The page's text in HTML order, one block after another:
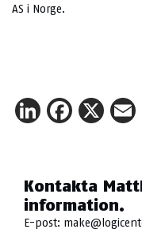
AS i Norge.
LinkedIn
X
Kontakta
information.
E-post: